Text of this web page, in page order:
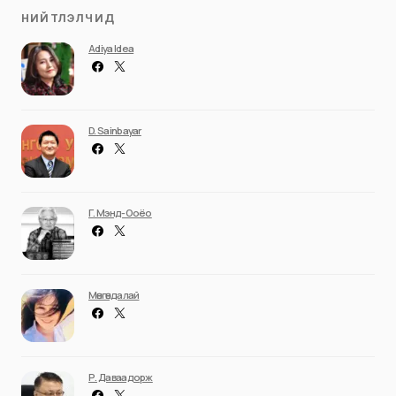
НИЙТЛЭЛЧИД
Adiya Idea
D. Sainbayar
Г. Мэнд-Ооёо
Мөнгөндалай
Р. Даваадорж